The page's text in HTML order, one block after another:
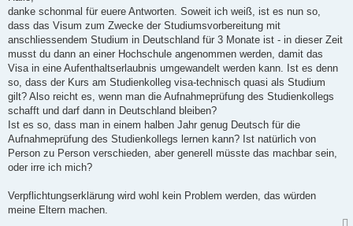
r
a
danke schonmal für euere Antworten. Soweit ich weiß, ist es nun so,
dass das Visum zum Zwecke der Studiumsvorbereitung mit
anschliessendem Studium in Deutschland für 3 Monate ist - in dieser Zeit
musst du dann an einer Hochschule angenommen werden, damit das
Visa in eine Aufenthaltserlaubnis umgewandelt werden kann. Ist es denn
so, dass der Kurs am Studienkolleg visa-technisch quasi als Studium
gilt? Also reicht es, wenn man die Aufnahmeprüfung des Studienkollegs
schafft und darf dann in Deutschland bleiben?
Ist es so, dass man in einem halben Jahr genug Deutsch für die
Aufnahmeprüfung des Studienkollegs lernen kann? Ist natürlich von
Person zu Person verschieden, aber generell müsste das machbar sein,
oder irre ich mich?
Verpflichtungserklärung wird wohl kein Problem werden, das würden
meine Eltern machen.